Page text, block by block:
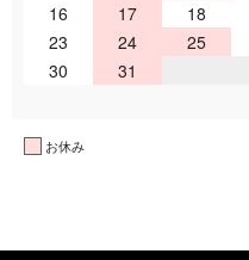
16
17 18
23
24 25
30
31
お休み